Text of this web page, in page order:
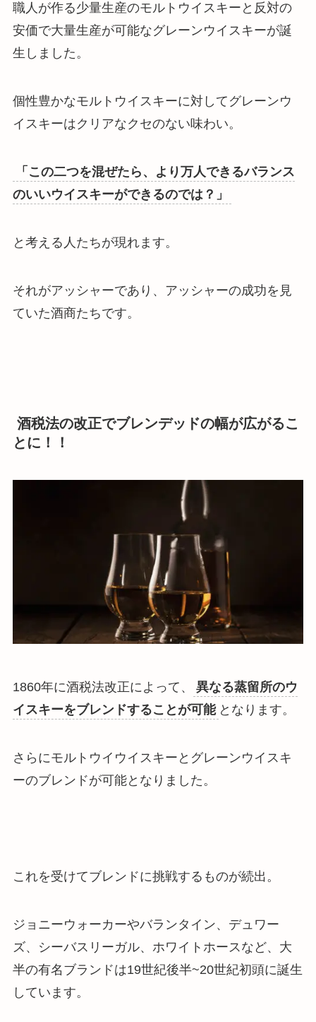
職人が作る少量生産のモルトウイスキーと反対の
安価で大量生産が可能なグレーンウイスキーが誕
生しました。
個性豊かなモルトウイスキーに対してグレーンウ
イスキーはクリアなクセのない味わい。
「この二つを混ぜたら、より万人できるバランス
のいいウイスキーができるのでは？」
と考える人たちが現れます。
それがアッシャーであり、アッシャーの成功を見
ていた酒商たちです。
酒税法の改正でブレンデッドの幅が広がるこ
とに！！
1860年に酒税法改正によって、
異なる蒸留所のウ
イスキーをブレンドすることが可能 となります。
さらにモルトウイウイスキーとグレーンウイスキ
ーのブレンドが可能となりました。
これを受けてブレンドに挑戦するものが続出 。
ジョニーウォーカーやバランタイン、デュワー
ズ、シーバスリーガル、ホワイトホースなど、大
半の有名ブランドは19世紀後半~20世紀初頭に誕生
しています。